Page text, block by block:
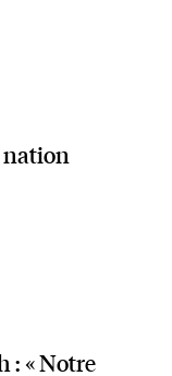
nation
: « Notre